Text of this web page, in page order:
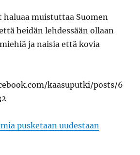
muistuttaa Suomen
heidän lehdessään ollaan
ja naisia että kovia
kaasuputki/posts/6
pusketaan uudestaan